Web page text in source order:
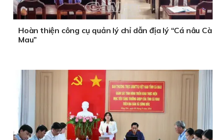
Hoàn thiện công cụ quản lý chỉ dẫn địa lý “Cá nâu Cà
Mau”